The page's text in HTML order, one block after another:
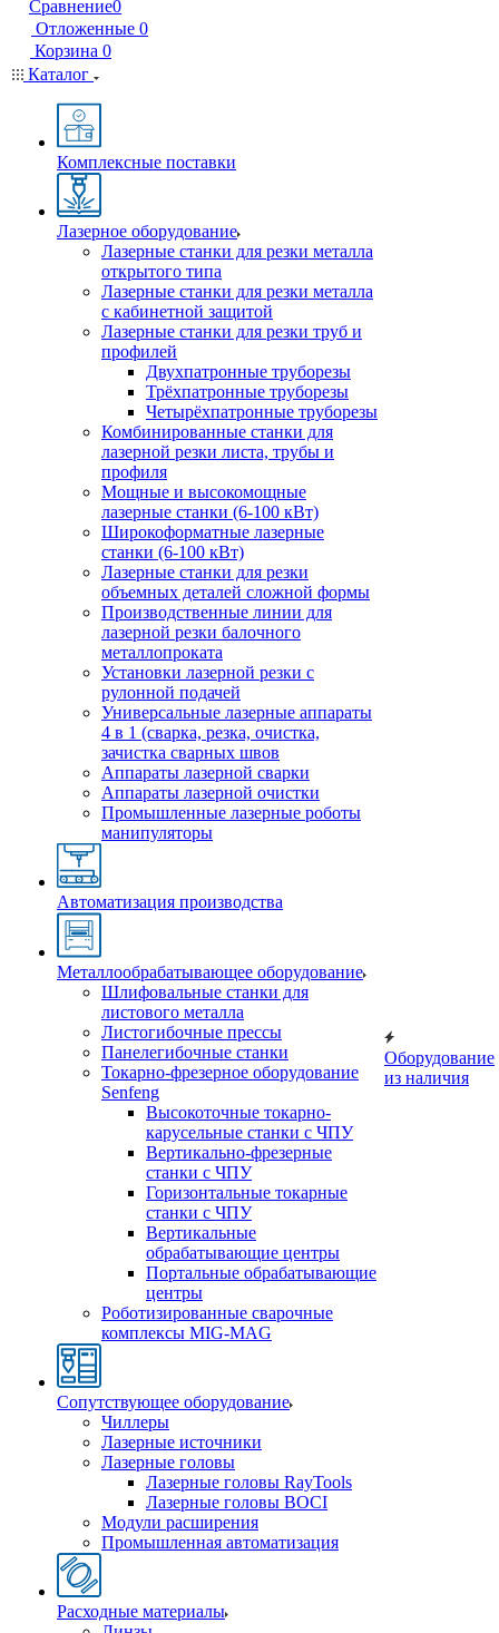
Сравнение0
Отложенные 0
Корзина 0
Каталог
Комплексные поставки
Лазерное оборудование
Лазерные станки для резки металла
открытого типа
Лазерные станки для резки металла
с кабинетной защитой
Лазерные станки для резки труб и
профилей
Двухпатронные труборезы
Трёхпатронные труборезы
Четырёхпатронные труборезы
Комбинированные станки для
лазерной резки листа, трубы и
профиля
Мощные и высокомощные
лазерные станки (6-100 кВт)
Широкоформатные лазерные
станки (6-100 кВт)
Лазерные станки для резки
объемных деталей сложной формы
Производственные линии для
лазерной резки балочного
металлопроката
Установки лазерной резки с
рулонной подачей
Универсальные лазерные аппараты
4 в 1 (сварка, резка, очистка,
зачистка сварных швов
Аппараты лазерной сварки
Аппараты лазерной очистки
Промышленные лазерные роботы
манипуляторы
Автоматизация производства
Металлообрабатывающее оборудование
Шлифовальные станки для
листового металла
Листогибочные прессы
Панелегибочные станки
Токарно-фрезерное оборудование
Senfeng
Высокоточные токарно-
карусельные станки с ЧПУ
Вертикально-фрезерные
станки с ЧПУ
Горизонтальные токарные
станки с ЧПУ
Вертикальные
обрабатывающие центры
Портальные обрабатывающие
центры
Роботизированные сварочные
комплексы MIG-MAG
Сопутствующее оборудование
Чиллеры
Лазерные источники
Лазерные головы
Лазерные головы RayTools
Лазерные головы BOCI
Модули расширения
Промышленная автоматизация
Расходные материалы
Оборудование
из наличия